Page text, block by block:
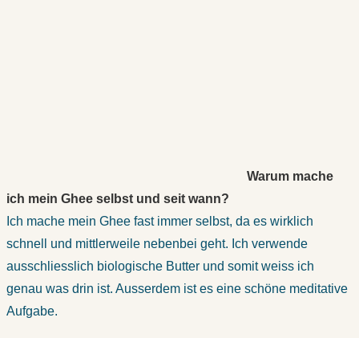
Warum mache
ich mein Ghee selbst und seit wann?
Ich mache mein Ghee fast immer selbst, da es wirklich
schnell und mittlerweile nebenbei geht. Ich verwende
ausschliesslich biologische Butter und somit weiss ich
genau was drin ist. Ausserdem ist es eine schöne meditative
Aufgabe.